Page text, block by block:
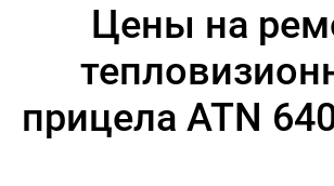
Цены на
прицела ATN